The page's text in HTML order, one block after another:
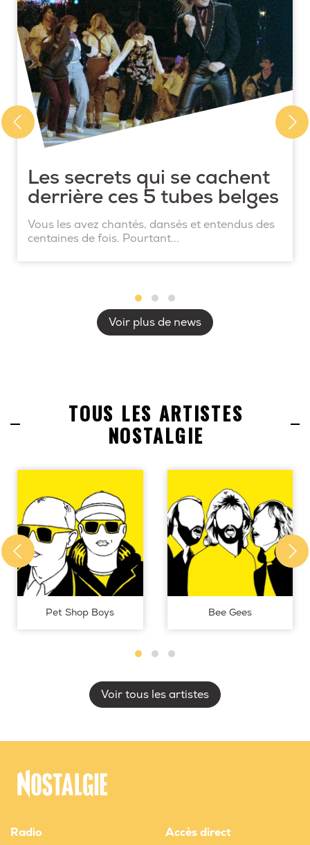
Les secrets qui se cachent
derrière ces 5 tubes belges
Vous les avez chantés, dansés et entendus des
centaines de fois. Pourtant...
Voir plus de news
TOUS LES ARTISTES
NOSTALGIE
Pet Shop Boys Bee Gees
Voir tous les artistes
Radio Accès direct